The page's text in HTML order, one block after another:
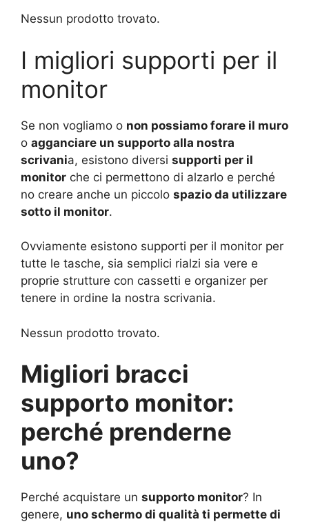
Nessun prodotto trovato.
I migliori supporti per il
monitor
Se non vogliamo o non possiamo forare il muro
o agganciare un supporto alla nostra
scrivania, esistono diversi supporti per il
monitor che ci permettono di alzarlo e perché
no creare anche un piccolo spazio da utilizzare
sotto il monitor.
Ovviamente esistono supporti per il monitor per
tutte le tasche, sia semplici rialzi sia vere e
proprie strutture con cassetti e organizer per
tenere in ordine la nostra scrivania.
Nessun prodotto trovato.
Migliori bracci
supporto monitor:
perché prenderne
uno?
Perché acquistare un supporto monitor? In
genere, uno schermo di qualità ti permette di